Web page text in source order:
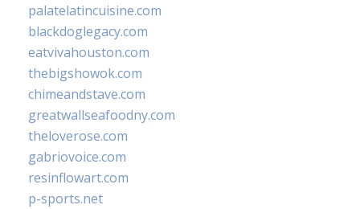
palatelatincuisine.com
blackdoglegacy.com
eatvivahouston.com
thebigshowok.com
chimeandstave.com
greatwallseafoodny.com
theloverose.com
gabriovoice.com
resinflowart.com
p-sports.net